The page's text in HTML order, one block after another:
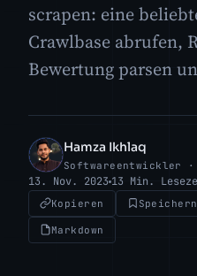
scrapen: eine
Crawlbase abrufen,
Bewertung parsen
HI
Hamza Ikhlaq
Softwareentwickler ·
13. Nov. 2023 13 Min.
Kopieren Speichern
Markdown